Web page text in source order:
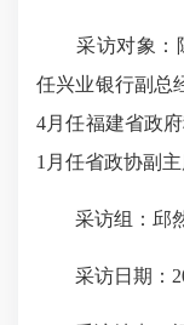
采访对象：陈
任兴业银行副总
4月任福建省政
1月任省政协副主
采访组：邱然
采访日期：